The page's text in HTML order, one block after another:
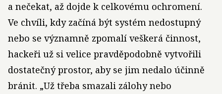
a nečekat, až dojde k celkovému ochromení.
Ve chvíli, kdy začíná být systém nedostupný
nebo se významně zpomalí veškerá činnost,
hackeři už si velice pravděpodobně vytvořili
dostatečný prostor, aby se jim nedalo účinně
bránit. „Už třeba smazali zálohy nebo